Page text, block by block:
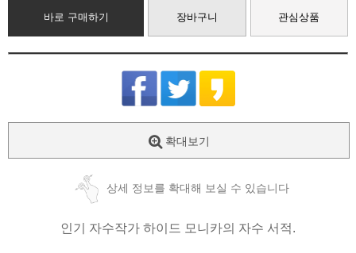
바로 구매하기 장바구니 관심상품
확대보기
상세 정보를 확대해 보실 수 있습니다
인기 자수작가 하이드 모니카의 자수 서적.